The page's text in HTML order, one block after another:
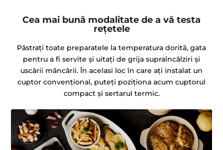
Cea mai bună modalitate de a vă testa
rețetele
Păstrați toate preparatele la temperatura dorită, gata
pentru a fi servite și uitați de grija supraîncălziri și
uscării mâncării. În acelasi loc în care aţi instalat un
cuptor convențional, puteți poziţiona acum cuptorul
compact și sertarul termic.